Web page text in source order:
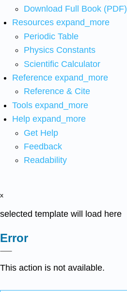
Download Full Book (PDF)
Resources expand_more
Periodic Table
Physics Constants
Scientific Calculator
Reference expand_more
Reference & Cite
Tools expand_more
Help expand_more
Get Help
Feedback
Readability
x
selected template will load here
Error
This action is not available.